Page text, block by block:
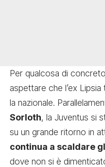
Per qualcosa di
aspettare che l’ex
la nazionale.
Sorloth, la Juventus si
su un grande ritorno in
continua a scaldare
dove non si è